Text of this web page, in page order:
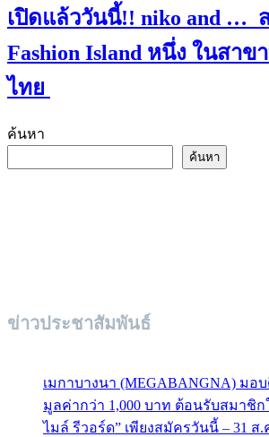
เปิดแล้ววันนี้!! niko and …
Fashion Island หนึ่ง ในสา
ไทย
ค้นหา
ค้นหา
ข่าวประชาสัมพันธ์
เมกาบางนา (MEGABANGNA) มอ
มูลค่ากว่า 1,000 บาท ต้อนรับสมาชิก
ไมล์ รีวอร์ด” เพียงสมัครวันนี้ – 31 ส.